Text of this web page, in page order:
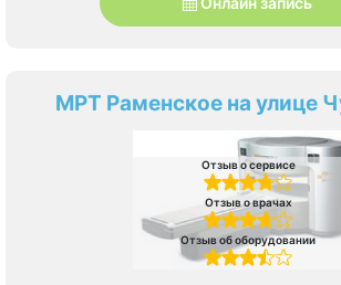
МРТ Раменское на улице
Отзыв о сервисе
Отзыв о врачах
Отзыв об оборудовании